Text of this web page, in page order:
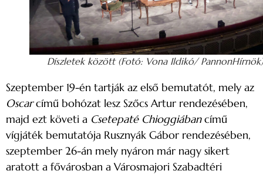
Díszletek között (Fotó: Vona Ildikó/ PannonHírnök)
Szeptember 19-én tartják az első bemutatót, mely az
Oscarcímű bohózat lesz Szőcs Artur rendezésében,
majd ezt követi a Csetepaté Chioggiábancímű
vígjáték bemutatója Rusznyák Gábor rendezésében,
szeptember 26-án mely nyáron már nagy sikert
aratott a fővárosban a Városmajori Szabadtéri